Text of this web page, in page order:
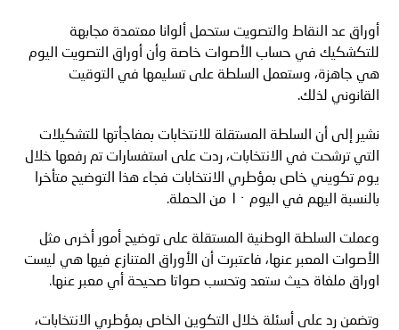
أوراق عد النقاط والتصويت ستحمل ألوانا معتمدة مجابهة
للتكشكيك في حساب الأصوات خاصة وأن أوراق التصويت اليوم
هي جاهزة، وستعمل السلطة على تسليمها في التوقيت
القانوني لذلك.
نشير إلى أن السلطة المستقلة للانتخابات بمفاجأتها للتشكيلات
التي ترشحت في الانتخابات، ردت على استفسارات تم رفعها خلال
يوم تكويني خاص بمؤطري الانتخابات فجاء هذا التوضيح متأخرا
بالنسبة اليهم في اليوم
من الحملة.
وعملت السلطة الوطنية المستقلة على توضيح أمور أخرى مثل
الأصوات المعبر عنها، فاعتبرت أن الأوراق المتنازع فيها هي ليست
اوراق ملغاة حيث ستعد وتحسب صواتا صحيحة أي معبر عنها.
وتضمن رد على أسئلة خلال التكوين الخاص بمؤطري الانتخابات،